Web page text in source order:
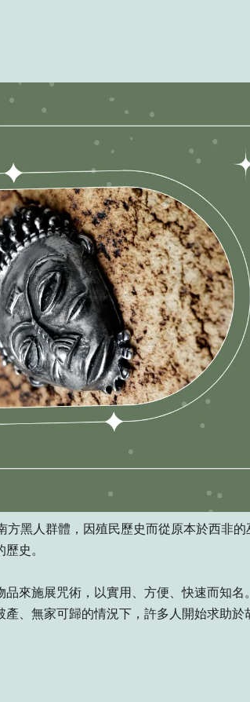
方黑人群體，因殖民歷史而從原本於西非
史。
品來施展咒術，以實用、方便、快速而知
、無家可歸的情況下，許多人開始求助